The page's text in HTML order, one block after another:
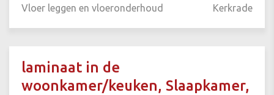
Vloer leggen en vloeronderhoud Kerkrade
laminaat in de
woonkamer/keuken, Slaapkamer,